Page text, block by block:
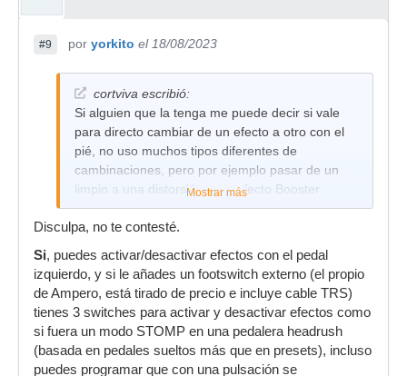
#9 por yorkito el 18/08/2023
cortviva escribió:
Si alguien que la tenga me puede decir si vale
para directo cambiar de un efecto a otro con el
pié, no uso muchos tipos diferentes de
cambinaciones, pero por ejemplo pasar de un
limpio a una distorsión o un efecto Booster
Mostrar más
Disculpa, no te contesté.
Si, puedes activar/desactivar efectos con el pedal
izquierdo, y si le añades un footswitch externo (el propio
de Ampero, está tirado de precio e incluye cable TRS)
tienes 3 switches para activar y desactivar efectos como
si fuera un modo STOMP en una pedalera headrush
(basada en pedales sueltos más que en presets), incluso
puedes programar que con una pulsación se